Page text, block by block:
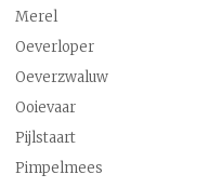
Merel
Oeverloper
Oeverzwaluw
Ooievaar
Pijlstaart
Pimpelmees